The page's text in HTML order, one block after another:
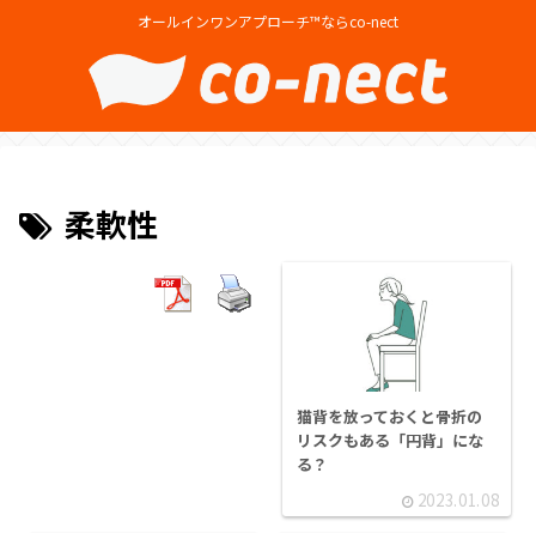
オールインワンアプローチ™ならco-nect
柔軟性
猫背を放っておくと骨折の
リスクもある「円背」にな
る？
2023.01.08